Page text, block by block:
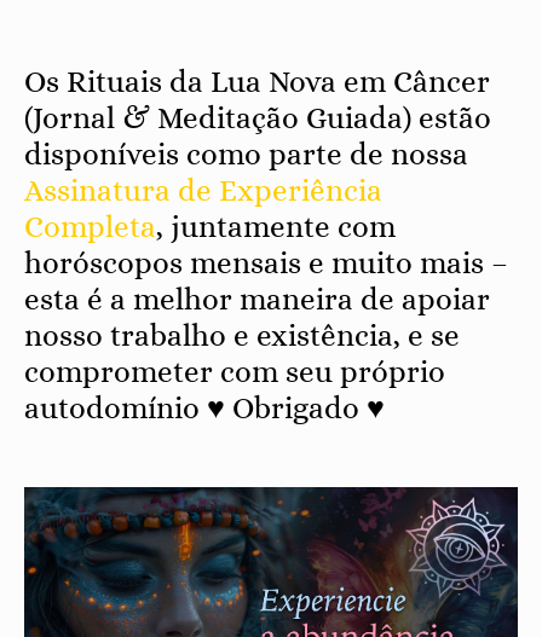
Os Rituais da Lua Nova em Câncer
(Jornal & Meditação Guiada) estão
disponíveis como parte de nossa
Assinatura de Experiência
Completa, juntamente com
horóscopos mensais e muito mais –
esta é a melhor maneira de apoiar
nosso trabalho e existência, e se
comprometer com seu próprio
autodomínio ♥ Obrigado ♥